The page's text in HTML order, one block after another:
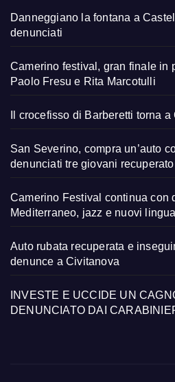
Danneggiano la fontana a
denunciati
Camerino festival, gran finale in
Paolo Fresu e Rita Marcotulli
Il crocefisso di Barberetti torna
San Severino, compra un’auto
denunciati tre giovani
Camerino Festival continua con
Mediterraneo, jazz e nuovi
Auto rubata recuperata e
denunce a Civitanova
INVESTE E UCCIDE UN
DENUNCIATO DAI